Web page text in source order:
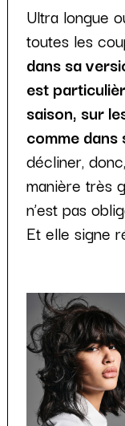
Ultra longue
toutes les
dans sa
est
saison, sur
comme
décliner,
manière très
n’est pas
Et elle signe